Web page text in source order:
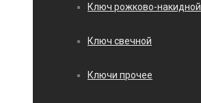
Ключ рожково-накидной
Ключ свечной
Ключи прочее